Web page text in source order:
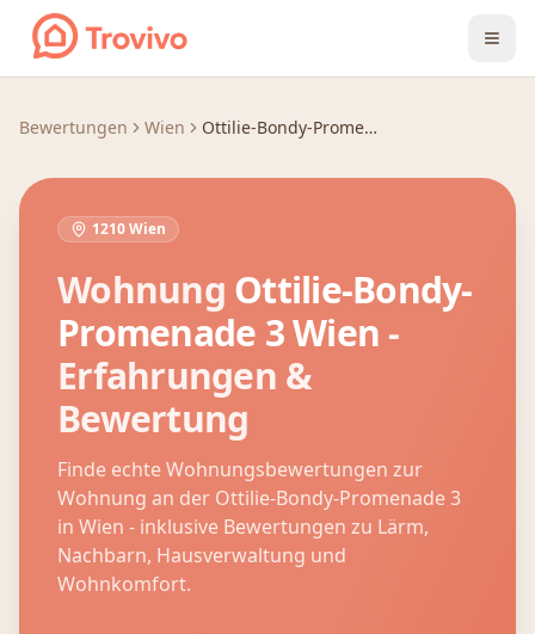
Zum Inhalt springen
Bewertungen Wien Ottilie-Bondy-Promenade 3
1210 Wien
Wohnung Ottilie-Bondy-
Promenade 3Wien -
Erfahrungen &
Bewertung
Finde echte Wohnungsbewertungen zur
Wohnung an der Ottilie-Bondy-Promenade 3
in Wien - inklusive Bewertungen zu Lärm,
Nachbarn, Hausverwaltung und
Wohnkomfort.